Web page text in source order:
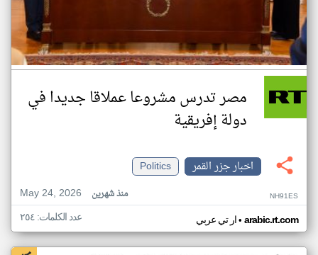
مصر تدرس مشروعا عملاقا جديدا في
دولة إفريقية
اخبار جزر القمر
Politics
May 24, 2026
منذ شهرين NH91ES
ار تي عربي• arabic.rt.com عدد الكلمات: ٢٥٤